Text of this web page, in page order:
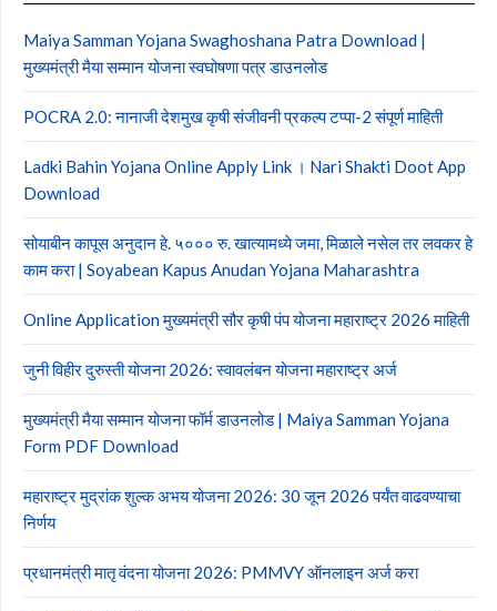
Maiya Samman Yojana Swaghoshana Patra Download |
मुख्यमंत्री मैया सम्मान योजना स्वघोषणा पत्र डाउनलोड
POCRA 2.0: नानाजी देशमुख कृषी संजीवनी प्रकल्प टप्पा-2 संपूर्ण माहिती
Ladki Bahin Yojana Online Apply Link । Nari Shakti Doot App
Download
सोयाबीन कापूस अनुदान हे. ५००० रु. खात्यामध्ये जमा, मिळाले नसेल तर लवकर हे
काम करा | Soyabean Kapus Anudan Yojana Maharashtra
Online Application मुख्यमंत्री सौर कृषी पंप योजना महाराष्ट्र 2026 माहिती
जुनी विहीर दुरुस्ती योजना 2026: स्वावलंबन योजना महाराष्ट्र अर्ज
मुख्यमंत्री मैया सम्मान योजना फॉर्म डाउनलोड | Maiya Samman Yojana
Form PDF Download
महाराष्ट्र मुद्रांक शुल्क अभय योजना 2026: 30 जून 2026 पर्यंत वाढवण्याचा
निर्णय
प्रधानमंत्री मातृ वंदना योजना 2026: PMMVY ऑनलाइन अर्ज करा